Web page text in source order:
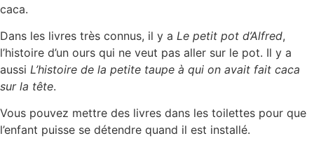
caca.
Dans les livres très connus, il y a Le petit pot d’Alfred,
l’histoire d’un ours qui ne veut pas aller sur le pot. Il y a
aussi L’histoire de la petite taupe à qui on avait fait caca
sur la tête.
Vous pouvez mettre des livres dans les toilettes pour que
l’enfant puisse se détendre quand il est installé.